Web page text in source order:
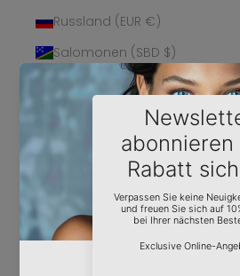
Russland (EUR €)
Salomonen (SBD $)
Sambia (EUR €)
Samoa (WST T)
San Marino (EUR €)
São Tomé und
Príncipe (STD Db)
Saudi-Arabien (SAR